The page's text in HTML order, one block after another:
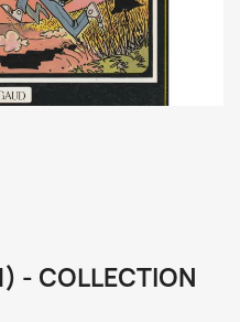
- COLLECTION